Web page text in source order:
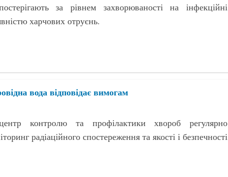
за рівнем захворюваності на інфекційні
харчових отруєнь.
вода відповідає вимогам
контролю та профілактики хвороб регулярно
радіаційного спостереження та якості і безпечності